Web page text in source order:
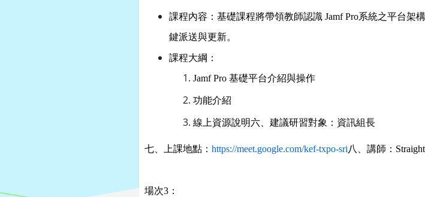
課程內容：基礎課程將帶領教師認識 Jamf Pro系統之平台
鍵派送與更新。
課程大綱：
Jamf Pro 基礎平台介紹與操作
功能介紹
線上資源說明六、建議研習對象：資訊組長
七、上課地點：https://meet.google.com/kef-txpo-sri八、講師：
場次3：